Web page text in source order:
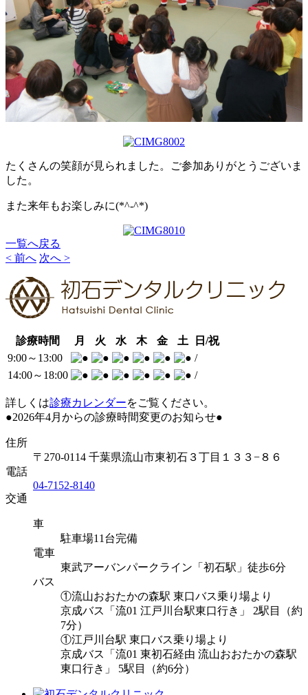
たくさんの笑顔が見られました。ご参加ありがとうございま
した。
また来年もお楽しみに(*^-^*)
一覧へ戻る
< 前へ 次へ >
診療時間 月 火 水 木 金 土
日/祝
9:00～13:00
/
14:00～ 18:00 /
詳しくは診療カレンダーをご覧ください。
●2026年4月からの診療時間変更のお知らせ●
住所
〒270-0114 千葉県流山市東初石３丁目１３３−８６
電話
04-7152-8140
交通
車
駐車場11台完備
電車
東武アーバンパークライン「初石駅」徒歩6分
バス
①流山おおたかの森駅 東口バス乗り場より
京成バス「流01 江戸川台駅東口行き」 2駅目（約
7分）
①江戸川台駅 東口バス乗り場より
京成バス「流01 東初石経由 流山おおたかの森駅
東口行き」 5駅目（約6分）